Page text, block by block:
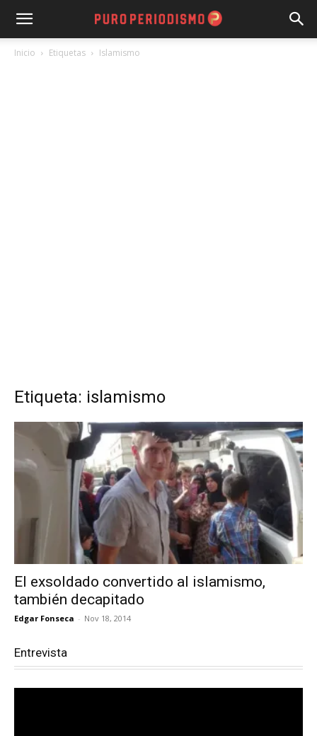
Inicio Etiquetas Islamismo
Etiqueta: islamismo
El exsoldado convertido al islamismo,
también decapitado
Edgar Fonseca - Nov 18, 2014
Entrevista